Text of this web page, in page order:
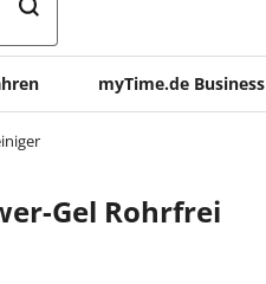
myTime.de Business
Gel Rohrfrei